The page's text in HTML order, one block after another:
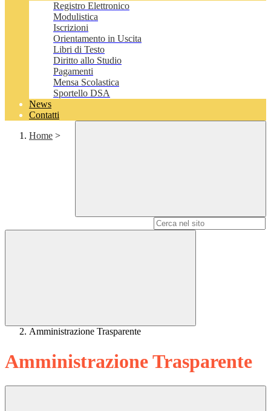
Registro Elettronico
Modulistica
Iscrizioni
Orientamento in Uscita
Libri di Testo
Diritto allo Studio
Pagamenti
Mensa Scolastica
Sportello DSA
News
Contatti
Home >
Amministrazione Trasparente
Amministrazione Trasparente